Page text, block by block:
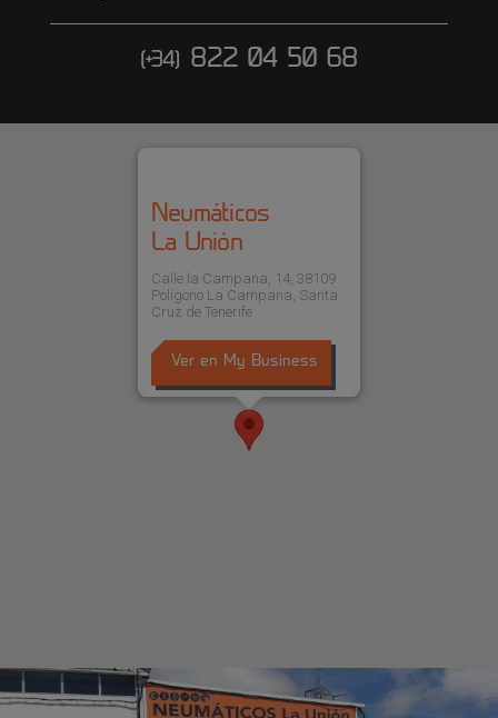
(+34) 822 04 50 68
Neumáticos
La Unión
Calle la Campana, 14, 38109
Polígono La Campana, Santa
Cruz de Tenerife
Ver en My Business